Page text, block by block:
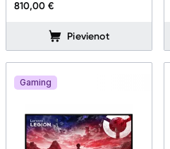
810,00 €
Pievienot
Gaming